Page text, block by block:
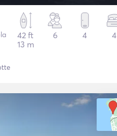
42 ft
13 m
6 4 4